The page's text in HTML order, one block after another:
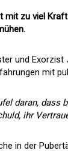
zu viel
und
mit
daran, dass
ihr
in der